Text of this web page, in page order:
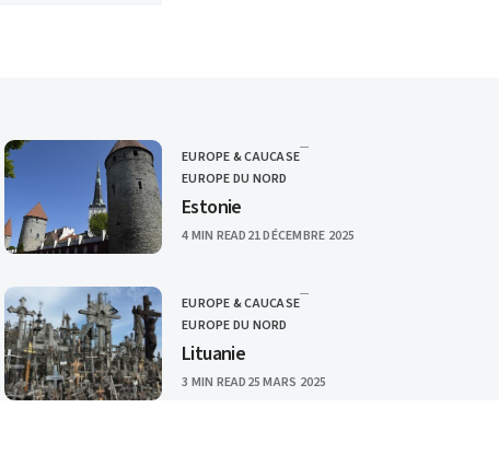
CATEGORY
EUROPE & CAUCASE
EUROPE DU NORD
Estonie
4 MIN READPUBLISHED
21 DÉCEMBRE 2025
CATEGORY
EUROPE & CAUCASE
EUROPE DU NORD
Lituanie
3 MIN READPUBLISHED
25 MARS 2025